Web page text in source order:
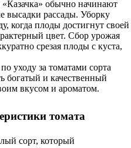
обычно начинают
высадки рассады. Уборку
когда плоды достигнут своей
цвет. Сбор урожая
срезая плоды с куста,
уходу за томатами сорта
богатый и качественный
вкусом и ароматом.
томата
сорт, который